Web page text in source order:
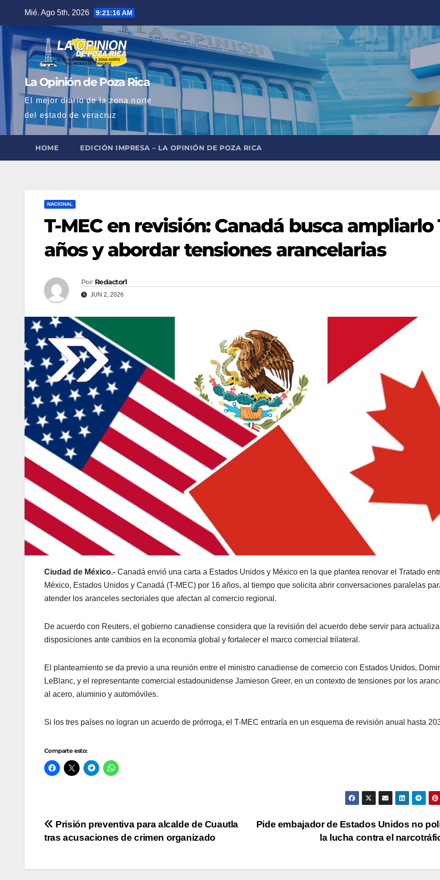
contenido
Mié. Ago 5th, 2026 9:21:17 AM
La Opinión de Poza Rica
El mejor diario de la zona norte
del estado de veracruz
HOME EDICIÓN IMPRESA – LA OPINIÓN DE POZA RICA
NACIONAL
T-MEC en revisión: Canadá busca ampliarlo
años y abordar tensiones arancelarias
Por Redactor1
JUN 2, 2026
Ciudad de México.- Canadá envió una carta a Estados Unidos y México en la que plantea renovar el Tratado
México, Estados Unidos y Canadá (T-MEC) por 16 años, al tiempo que solicita abrir conversaciones paralelas
atender los aranceles sectoriales que afectan al comercio regional.
De acuerdo con Reuters, el gobierno canadiense considera que la revisión del acuerdo debe servir para
disposiciones ante cambios en la economía global y fortalecer el marco comercial trilateral.
El planteamiento se da previo a una reunión entre el ministro canadiense de comercio con Estados Unidos,
LeBlanc, y el representante comercial estadounidense Jamieson Greer, en un contexto de tensiones por los
al acero, aluminio y automóviles.
Si los tres países no logran un acuerdo de prórroga, el T-MEC entraría en un esquema de revisión anual hasta
Comparte esto:
Navegación
entradas
Pide embajador de Estados Unidos no
la lucha contra el
Prisión preventiva para alcalde de Cuautla
tras acusaciones de crimen organizado